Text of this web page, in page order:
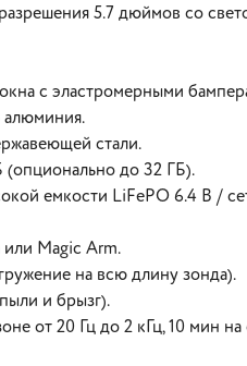
5.7 дюймов со
с эластромерными
алюминия.
стали.
до 32 ГБ).
емкости LiFePO 6.4 В /
или Magic Arm.
на всю длину зонда).
и брызг).
от 20 Гц до 2 кГц, 10 мин